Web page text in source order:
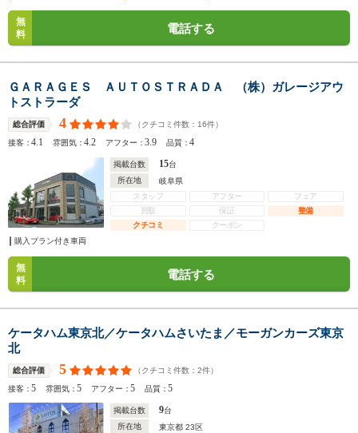
無
料
電話する
ＧＡＲＡＧＥＳ ＡＵＴＯＳＴＲＡＤＡ （株）ガレージアウ
トストラーダ
総合評価 4 （クチコミ件数： 16件）
接客：4.1 雰囲気：4.2 アフター：3.9 品質：4
掲載台数 15台
所在地
岐阜県
スタッフ
アフター
フェア
買取
保証
整備
クチコミ
クーポン
購入プラン付き車両
無
料
電話する
ケータハム東京北／ケータハムさいたま／モーガンカーズ東京
北
総合評価 5 （クチコミ件数： 2件）
接客：5 雰囲気：5 アフター：5 品質：5
掲載台数 9台
所在地
東京都 23区